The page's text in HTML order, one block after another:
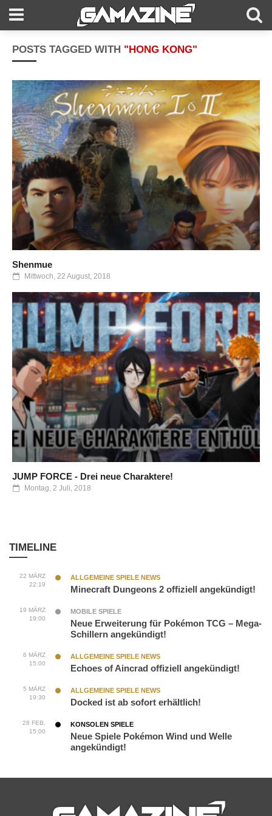
POSTS TAGGED WITH "HONG KONG"
Shenmue
Mittwoch, 22 August, 2018
JUMP FORCE - Drei neue Charaktere!
Montag, 2 Juli, 2018
TIMELINE
22 MÄRZ
22:19
ALLGEMEINE SPIELE NEWS
Minecraft Dungeons 2 offiziell angekündigt!
19 MÄRZ
19:00
MOBILE SPIELE
Neue Erweiterung für Pokémon TCG – Mega-
Schillern angekündigt!
6 MÄRZ
15:00
ALLGEMEINE SPIELE NEWS
Echoes of Aincrad offiziell angekündigt!
5 MÄRZ
19:30
ALLGEMEINE SPIELE NEWS
Docked ist ab sofort erhältlich!
28 FEB.
15:00
KONSOLEN SPIELE
Neue Spiele Pokémon Wind und Welle
angekündigt!